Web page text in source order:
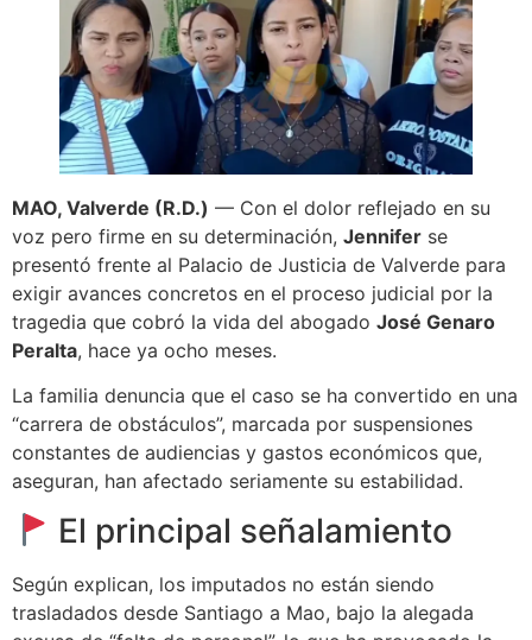
MAO, Valverde (R.D.) — Con el dolor reflejado en su
voz pero firme en su determinación, Jennifer se
presentó frente al Palacio de Justicia de Valverde para
exigir avances concretos en el proceso judicial por la
tragedia que cobró la vida del abogado José Genaro
Peralta, hace ya ocho meses.
La familia denuncia que el caso se ha convertido en una
“carrera de obstáculos”, marcada por suspensiones
constantes de audiencias y gastos económicos que,
aseguran, han afectado seriamente su estabilidad.
El principal señalamiento
Según explican, los imputados no están siendo
trasladados desde Santiago a Mao, bajo la alegada